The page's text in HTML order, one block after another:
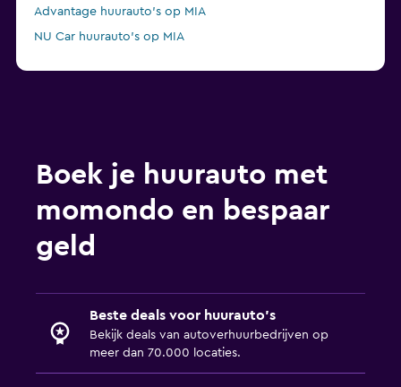
Advantage huurauto's op MIA
NU Car huurauto's op MIA
Boek je huurauto met
momondo en bespaar
geld
Beste deals voor huurauto's
Bekijk deals van autoverhuurbedrijven op
meer dan 70.000 locaties.